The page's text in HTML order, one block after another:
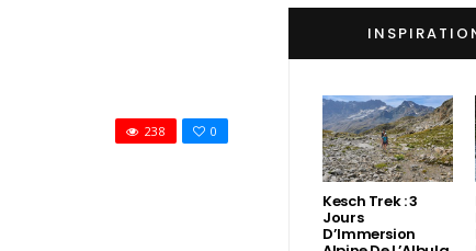
0
238
Kesch Trek : 3
Jours
D’Immersion